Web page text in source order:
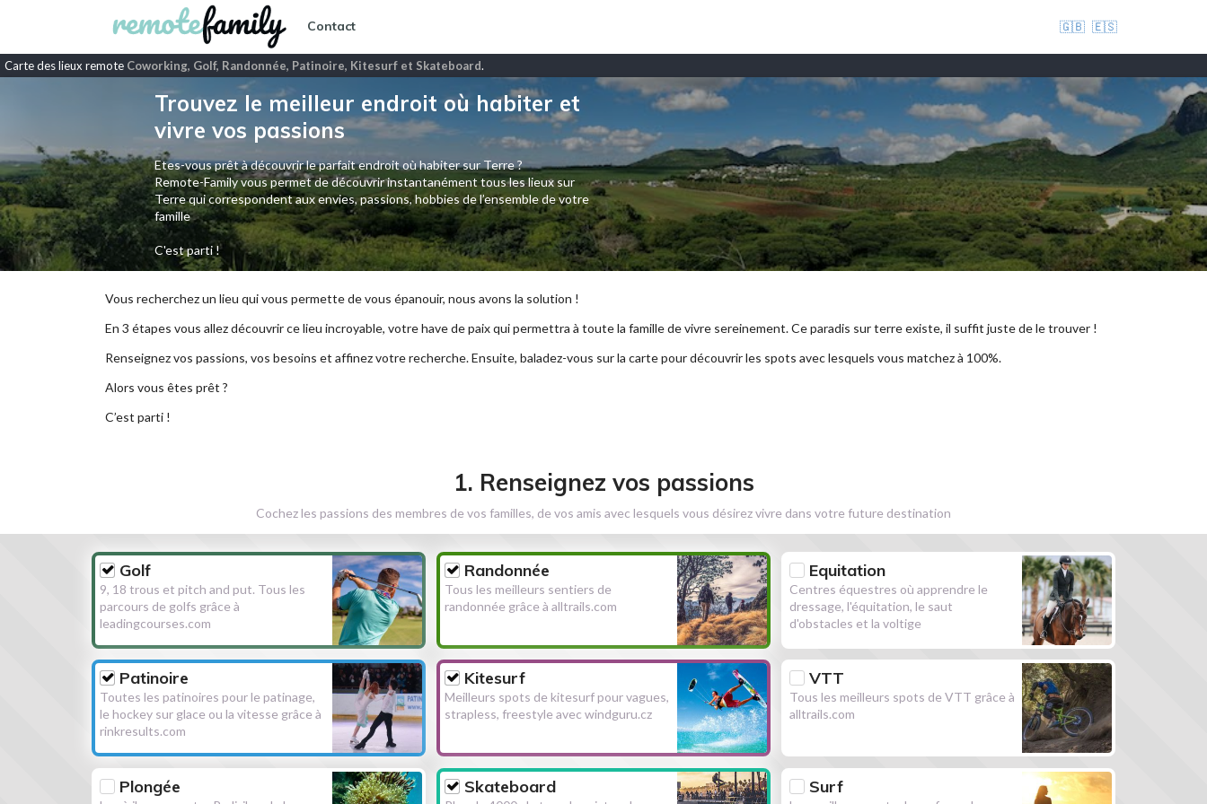
Contact 🇬🇧 🇪🇸
Carte des lieux remote Coworking, Golf, Randonnée, Patinoire, Kitesurf et Skateboard.
Trouvez le meilleur endroit où habiter et
vivre vos passions
Etes-vous prêt à découvrir le parfait endroit où habiter sur Terre ?
Remote-Family vous permet de découvrir instantanément tous les lieux sur
Terre qui correspondent aux envies, passions, hobbies de l’ensemble de votre
famille
C'est parti !
Vous recherchez un lieu qui vous permette de vous épanouir, nous avons la solution !
En 3 étapes vous allez découvrir ce lieu incroyable, votre have de paix qui permettra à toute la famille de vivre sereinement. Ce paradis sur terre existe, il suffit juste de le trouver !
Renseignez vos passions, vos besoins et affinez votre recherche. Ensuite, baladez-vous sur la carte pour découvrir les spots avec lesquels vous matchez à 100%.
Alors vous êtes prêt ?
C’est parti !
1. Renseignez vos passions
Cochez les passions des membres de vos familles, de vos amis avec lesquels vous désirez vivre dans votre future destination
Golf
9, 18 trous et pitch and put. Tous les
parcours de golfs grâce à
leadingcourses.com
Randonnée
Tous les meilleurs sentiers de
randonnée grâce à alltrails.com
Equitation
Centres équestres où apprendre le
dressage, l'équitation, le saut
d'obstacles et la voltige
Patinoire
Toutes les patinoires pour le patinage,
le hockey sur glace ou la vitesse grâce à
rinkresults.com
Kitesurf
Meilleurs spots de kitesurf pour vagues,
strapless, freestyle avec windguru.cz
VTT
Tous les meilleurs spots de VTT grâce à
alltrails.com
Plongée Skateboard Surf